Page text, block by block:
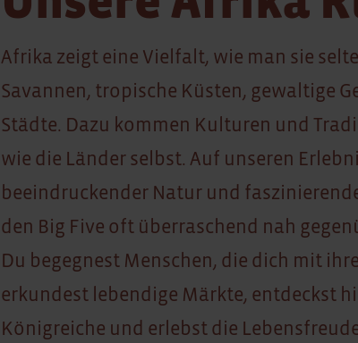
Afrika zeigt eine Vielfalt, wie man sie
Savannen, tropische Küsten, gewaltige
Städte. Dazu kommen Kulturen und
wie die Länder selbst. Auf unseren
beeindruckender Natur und
den Big Five oft überraschend nah
Du begegnest Menschen, die dich mit
erkundest lebendige Märkte, entdeckst
Königreiche und erlebst die